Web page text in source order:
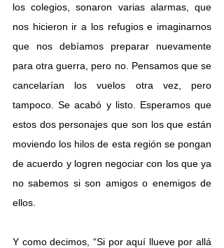
los colegios, sonaron varias alarmas, que
nos hicieron ir a los refugios e imaginarnos
que nos debíamos preparar nuevamente
para otra guerra, pero no. Pensamos que se
cancelarían los vuelos otra vez, pero
tampoco. Se acabó y listo. Esperamos que
estos dos personajes que son los que están
moviendo los hilos de esta región se pongan
de acuerdo y logren negociar con los que ya
no sabemos si son amigos o enemigos de
ellos.
Y como decimos, “Si por aquí llueve por allá